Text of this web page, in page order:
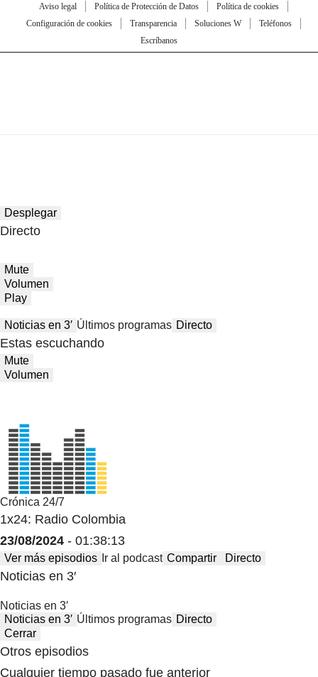
Aviso legal Política de Protección de Datos
Política de cookies
Configuración de cookies
Transparencia Soluciones W
Teléfonos
Escríbanos
Desplegar
Directo
Mute
Volumen
Play
Noticias en 3′ Últimos programas Directo
Estas escuchando
Mute
Volumen
Crónica 24/7
1x24: Radio Colombia
23/08/2024 - 01:38:13
Ver más episodios Ir al podcast Compartir Directo
Noticias en 3′
Noticias en 3′
Noticias en 3′ Últimos programas Directo
Cerrar
Otros episodios
Cualquier tiempo pasado fue anterior